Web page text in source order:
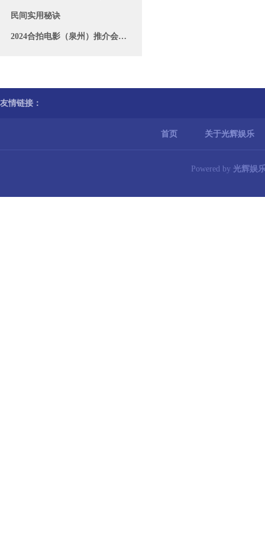
民间实用秘诀
2024合拍电影（泉州）推介会将于10月开幕
友情链接：
首页 关于光辉娱乐
Powered by 光辉娱